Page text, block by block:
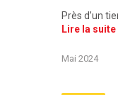
Près d’un
Lire la suite
Mai 2024